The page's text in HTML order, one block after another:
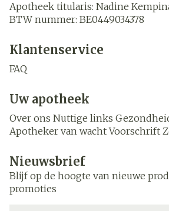
Apotheek titularis: Nadine
BTW nummer: BE0449034378
Klantenservice
FAQ
Uw apotheek
Over ons Nuttige links
Apotheker van wacht Voorschrift
Nieuwsbrief
Blijf op de hoogte van nieuwe
promoties